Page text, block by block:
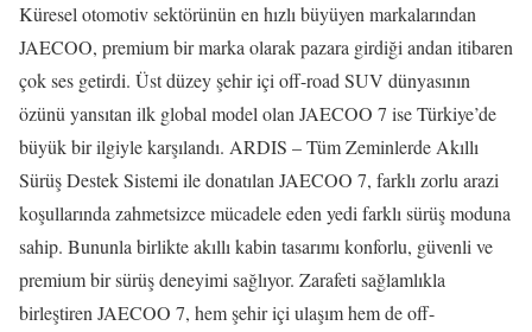
Küresel otomotiv sektörünün en hızlı büyüyen markalarından
JAECOO, premium bir marka olarak pazara girdiği andan itibaren
çok ses getirdi. Üst düzey şehir içi off-road SUV dünyasının
özünü yansıtan ilk global model olan JAECOO 7 ise Türkiye’de
büyük bir ilgiyle karşılandı. ARDIS – Tüm Zeminlerde Akıllı
Sürüş Destek Sistemi ile donatılan JAECOO 7, farklı zorlu arazi
koşullarında zahmetsizce mücadele eden yedi farklı sürüş moduna
sahip. Bununla birlikte akıllı kabin tasarımı konforlu, güvenli ve
premium bir sürüş deneyimi sağlıyor. Zarafeti sağlamlıkla
birleştiren JAECOO 7, hem şehir içi ulaşım hem de off-